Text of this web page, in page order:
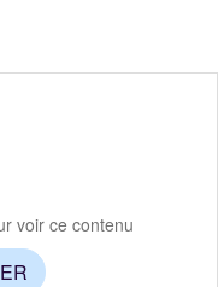
voir ce contenu